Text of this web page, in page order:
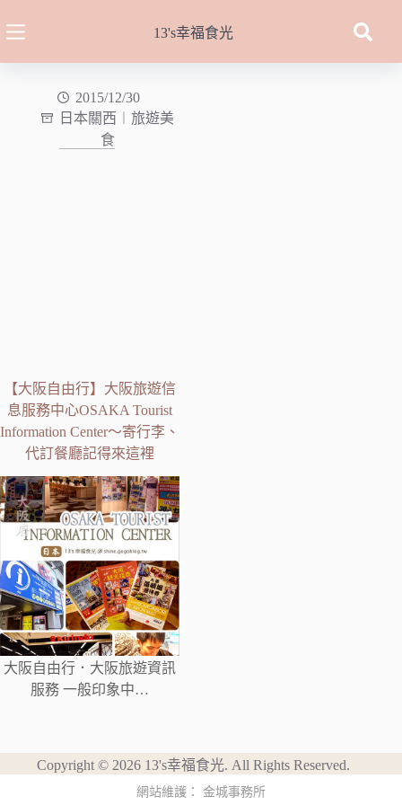
至
13's幸福食光
2015/12/30
日本關西︱旅遊美
食
【大阪自由行】大阪旅遊信
息服務中心OSAKA Tourist
Information Center～寄行李、
代訂餐廳記得來這裡
大阪自由行．大阪旅遊資訊
服務 一般印象中…
Copyright © 2026 13's幸福食光. All Rights Reserved.
網站維護： 金城事務所